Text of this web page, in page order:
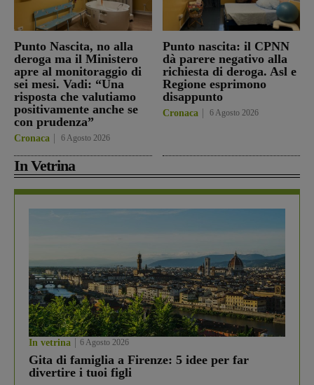
Punto Nascita, no alla
deroga ma il Ministero
apre al monitoraggio di
sei mesi. Vadi: “Una
risposta che valutiamo
positivamente anche se
con prudenza”
Cronaca 6 Agosto 2026
Punto nascita: il CPNN
dà parere negativo alla
richiesta di deroga. Asl e
Regione esprimono
disappunto
Cronaca 6 Agosto 2026
In Vetrina
In vetrina 6 Agosto 2026
Gita di famiglia a Firenze: 5 idee per far
divertire i tuoi figli